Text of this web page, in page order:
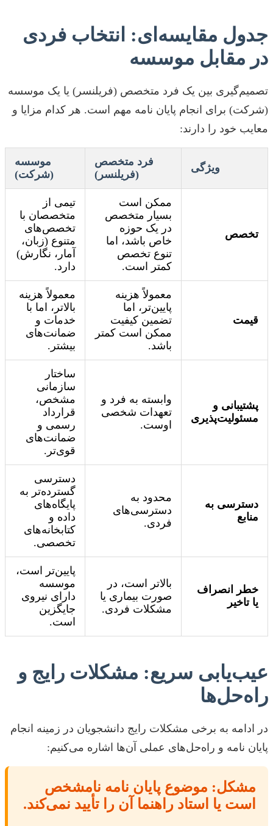
جدول مقایسه‌ای: انتخاب فردی
در مقابل موسسه
تصمیم‌گیری بین یک فرد متخصص (فریلنسر) یا یک موسسه
(شرکت) برای انجام پایان نامه مهم است. هر کدام مزایا و
معایب خود را دارند:
ویژگی
فرد متخصص
(فریلنسر)
موسسه
(شرکت)
تخصص
ممکن است
بسیار متخصص
در یک حوزه
خاص باشد، اما
تنوع تخصص
کمتر است.
تیمی از
متخصصان با
تخصص‌های
متنوع (زبان،
آمار، نگارش)
دارد.
قیمت
معمولاً هزینه
پایین‌تر، اما
تضمین کیفیت
ممکن است کمتر
باشد.
معمولاً هزینه
بالاتر، اما با
خدمات و
ضمانت‌های
بیشتر.
پشتیبانی و
مسئولیت‌پذیری
وابسته به فرد و
تعهدات شخصی
اوست.
ساختار
سازمانی
مشخص،
قرارداد
رسمی و
ضمانت‌های
قوی‌تر.
دسترسی به
منابع
محدود به
دسترسی‌های
فردی.
دسترسی
گسترده‌تر به
پایگاه‌های
داده و
کتابخانه‌های
تخصصی.
خطر انصراف
یا تاخیر
بالاتر است، در
صورت بیماری یا
مشکلات فردی.
پایین‌تر است،
موسسه
دارای نیروی
جایگزین
است.
عیب‌یابی سریع: مشکلات رایج و
راه‌حل‌ها
در ادامه به برخی مشکلات رایج دانشجویان در زمینه انجام
پایان نامه و راه‌حل‌های عملی آن‌ها اشاره می‌کنیم:
مشکل: موضوع پایان نامه نامشخص
است یا استاد راهنما آن را تأیید نمی‌کند.